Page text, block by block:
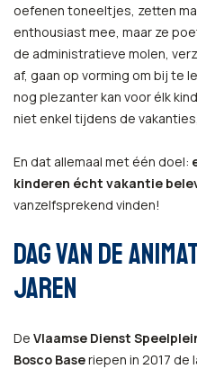
oefenen toneeltjes, zetten
enthousiast mee, maar ze
de administratieve molen,
af, gaan op vorming om bij te
nog plezanter kan voor élk
niet enkel tijdens de
En dat allemaal met één doel:
kinderen écht vakantie
vanzelfsprekend vinden!
DAG VAN DE
JAREN
De Vlaamse Dienst
Bosco Baseriepen in 2017